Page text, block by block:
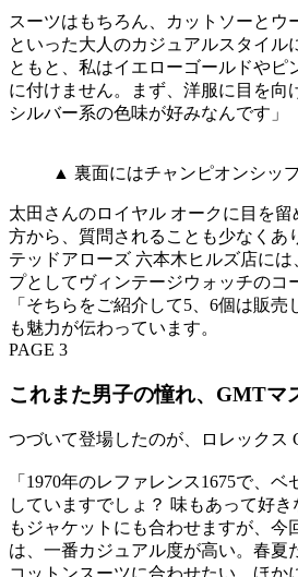
スーツはもちろん、カットソーとウ
といった大人のカジュアルスタイル
ともと、私はイエローゴールドやピ
に付けません。まず、洋服に目を向
シルバー系の色味が好みなんです」
▲ 裏面にはチャンピオンシッ
太田さんのロイヤル オークに目を
方から、質問されることも少なくあ
テッドアローズ 六本木ヒルズ店に
プとしてヴィンテージウォッチのコ
「そちらをご紹介して5、6個は販
も魅力が伝わっています。
PAGE 3
これまた男子の憧れ、GMTマ
つづいて登場したのが、ロレックス
「1970年のレファレンス1675で、
していますでしょ？ 味もあって好
もジャケットにも合わせますが、今
は、一番カジュアル度が高い。春夏